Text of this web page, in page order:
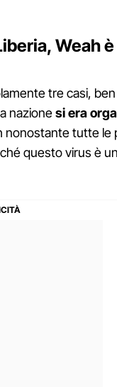
Weah è
tre casi,
nazionesi era
nonostante tutte le
questo virus è